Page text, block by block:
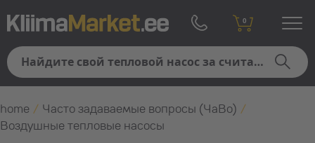
0
home / Часто задаваемые вопросы (ЧаВо) /
Воздушные тепловые насосы